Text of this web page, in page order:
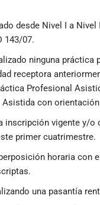
desde Nivel I a Nivel
143/07.
ninguna práctica
receptora
Profesional
con
inscripción vigente y/o
primer cuatrimestre.
horaria con
una pasantía